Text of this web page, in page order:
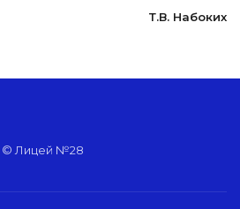
Т.В. Набоких
© Лицей №28